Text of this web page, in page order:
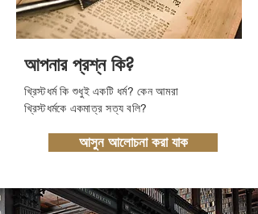
আপনার প্রশ্ন কি?
খ্রিস্টধর্ম কি শুধুই একটি ধর্ম? কেন আমরা
খ্রিস্টধর্মকে একমাত্র সত্য বলি?
আসুন আলোচনা করা যাক